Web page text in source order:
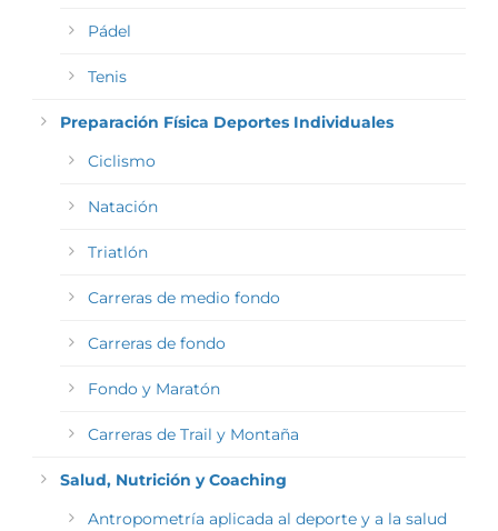
Pádel
Tenis
Preparación Física Deportes Individuales
Ciclismo
Natación
Triatlón
Carreras de medio fondo
Carreras de fondo
Fondo y Maratón
Carreras de Trail y Montaña
Salud, Nutrición y Coaching
Antropometría aplicada al deporte y a la salud